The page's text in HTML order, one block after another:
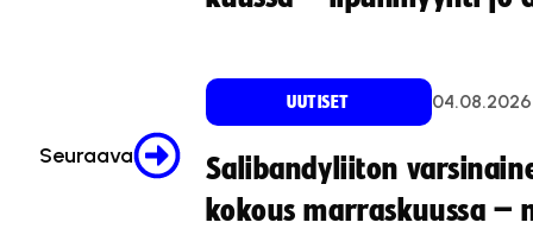
Seuraava
UUTISET 04.08.2026
Salibandyliiton
kokous marraskuussa –